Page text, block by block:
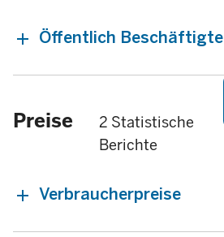
Öffentlich Beschäftigte
Preise
2 Statistische
Berichte
Verbraucherpreise